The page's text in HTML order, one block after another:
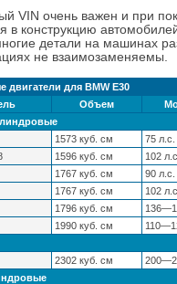
VIN очень важен и при
в конструкцию
детали на машинах
не взаимозаменяемы.
двигатели для BMW E30
Объем
1573 куб. см
75 л.с.
1596 куб. см
102
1767 куб. см
90 л.с.
1767 куб. см
102
1796 куб. см
1990 куб. см
2302 куб. см